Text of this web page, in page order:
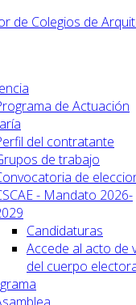
de Actuación
del contratante
de trabajo
de
- Mandato 2026-
Candidaturas
Accede al acto de
del cuerpo